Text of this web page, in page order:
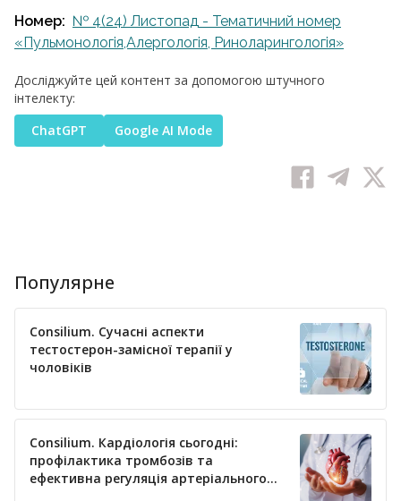
Номер: № 4(24) Листопад - Тематичний номер
«Пульмонологія,Алергологія, Риноларингологія»
Досліджуйте цей контент за допомогою штучного
інтелекту:
ChatGPT
Google AI Mode
Популярне
Consilium. Сучасні аспекти
тестостерон-замісної терапії у
чоловіків
Consilium. Кардіологія сьогодні:
профілактика тромбозів та
ефективна регуляція артеріального